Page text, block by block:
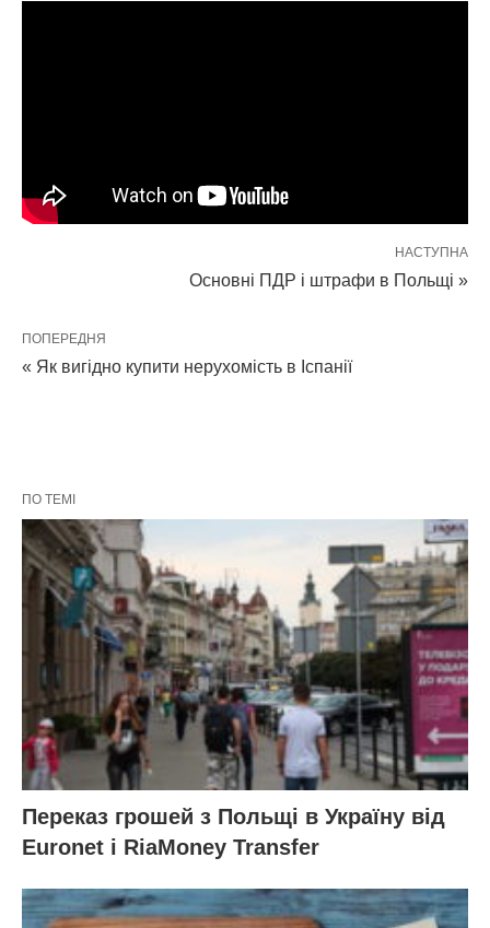
НАСТУПНА
Основні ПДР і штрафи в Польщі »
ПОПЕРЕДНЯ
« Як вигідно купити нерухомість в Іспанії
ПО ТЕМІ
Переказ грошей з Польщі в Україну від
Euronet і RiaMoney Transfer